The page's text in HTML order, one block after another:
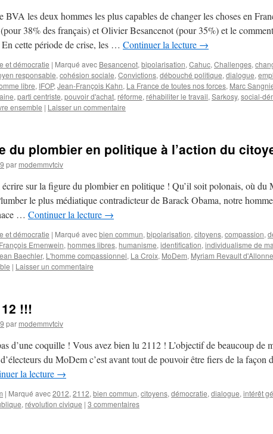
BVA les deux hommes les plus capables de changer les choses en
38% des français) et Olivier Besancenot (pour 35%) et le
cette période de crise, les … Continuer la lecture →
et démocratie | Marqué avec Besancenot, bipolarisation, Cahuc, Challenges,
responsable, cohésion sociale, Convictions, débouché politique, dialogue,
libre, IFOP, Jean-François Kahn, La France de toutes nos forces, Marc
, parti centriste, pouvoir d'achat, réforme, réhabiliter le travail, Sarkosy, social-
ensemble | Laisser un commentaire
du plombier en politique à l’action du
par modemmvtciv
écrire sur la figure du plombier en politique ! Qu’il soit polonais, où du
le plus médiatique contradicteur de Barack Obama, notre
… Continuer la lecture →
et démocratie | Marqué avecbien commun, bipolarisation, citoyens, compassion,
François Ernenwein, hommes libres, humanisme, identification, individualisme de
Baechler, L'homme compassionnel, La Croix, MoDem, Myriam Revault
| Laisser un commentaire
!!!
par modemmvtciv
d’une coquille ! Vous avez bien lu 2112 ! L’objectif de beaucoup de
du MoDem c’est avant tout de pouvoir être fiers de la façon
la lecture →
| Marqué avec2012, 2112, bien commun, citoyens, démocratie, dialogue, intérêt
, révolution civique | 3 commentaires